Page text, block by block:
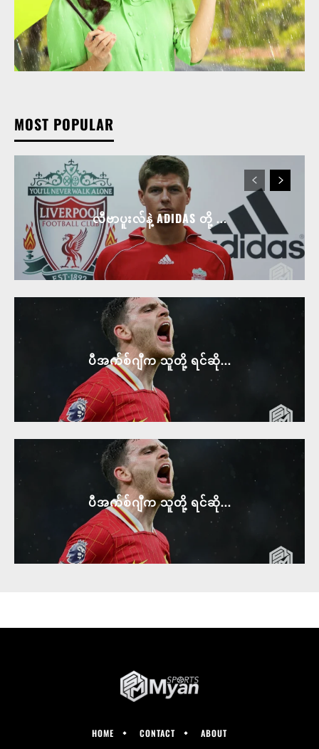
MOST POPULAR
လီဗာပူးလ်နဲ့ ADIDAS တို့ ...
ပီအက်စ်ဂျီက သူတို့ ရင်ဆို...
ပီအက်စ်ဂျီက သူတို့ ရင်ဆို...
HOME CONTACT ABOUT